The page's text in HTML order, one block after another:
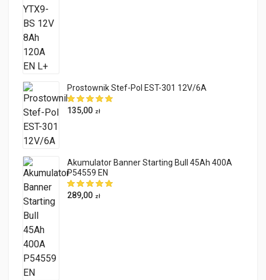
Prostownik Stef-Pol EST-301 12V/6A
135,00 zł
Akumulator Banner Starting Bull 45Ah 400A
P54559 EN
289,00 zł